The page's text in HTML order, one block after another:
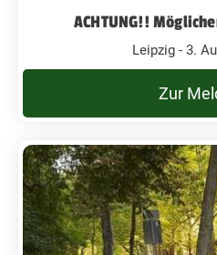
ACHTUNG!!
Leipzig - 3.
Zur